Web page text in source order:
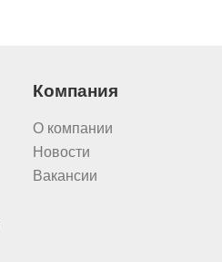
Компания
О компании
Новости
Вакансии